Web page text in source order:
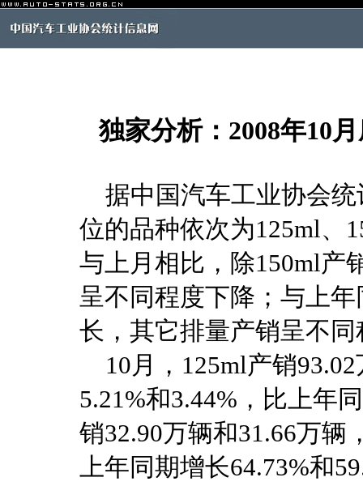
独家分析：2008年10
据中国汽车工业协会统
位的品种依次为125ml、
与上月相比，除150ml产
呈不同程度下降；与上
长，其它排量产销呈不
10月，125ml产销
5.21%和3.44%，比上年
销32.90万辆和31.66万辆
上年同期增长64.73%和